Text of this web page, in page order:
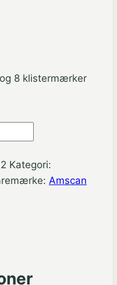
8 klistermærker
Kategori:
Amscan